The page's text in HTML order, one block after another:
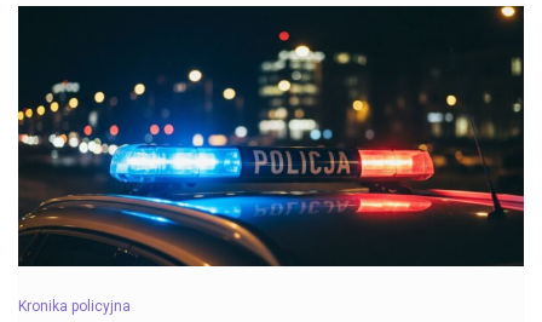
Kronika policyjna